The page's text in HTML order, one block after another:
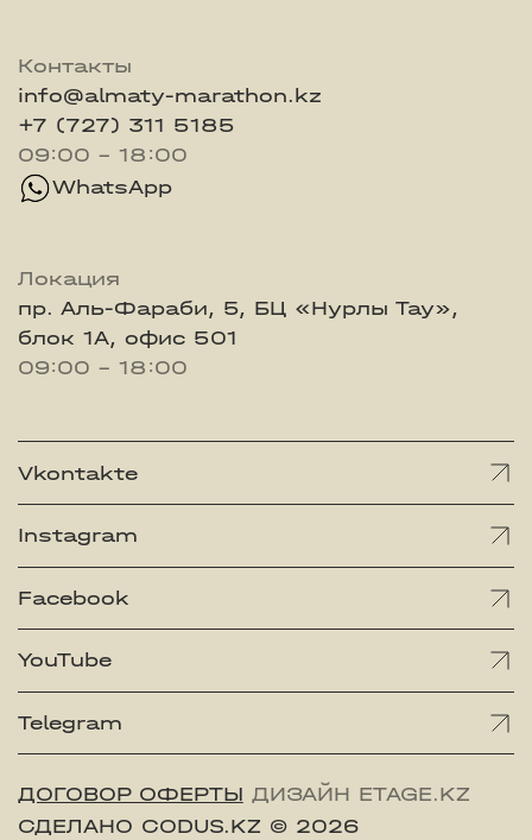
Контакты
info@almaty-marathon.kz
+7 (727) 311 5185
09:00 - 18:00
WhatsApp
Локация
пр. Аль-Фараби, 5, БЦ «Нурлы Тау»,
блок 1А, офис 501
09:00 - 18:00
Vkontakte
Instagram
Facebook
YouTube
Telegram
ДОГОВОР ОФЕРТЫ ДИЗАЙН ETAGE.KZ
СДЕЛАНО CODUS.KZ © 2026